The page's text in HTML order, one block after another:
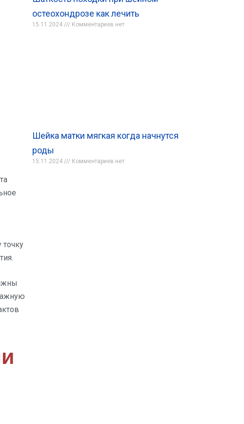
остеохондрозе как лечить
15.11.2024 Комментариев нет
Шейка матки мягкая когда начнутся
роды
15.11.2024 Комментариев нет